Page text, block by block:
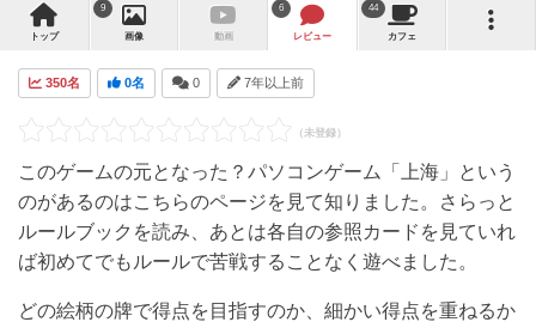
トップ
9
画像 動画
6
レビュー
44
カフェ
350名 0名 0 7年以上前
このゲームの元となった？パソコンゲーム「上海」という
のがあるのはこちらのページを見て知りました。さらっと
ルールブックを読み、あとは各自の参照カードを見ていれ
ば初めてでもルールで苦戦することなく遊べました。
どの絵柄の牌で得点を目指すのか、細かい得点を重ねるか